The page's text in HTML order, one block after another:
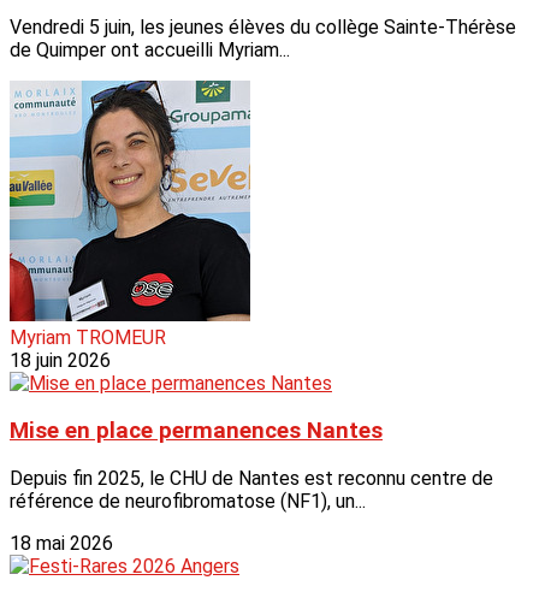
Vendredi 5 juin, les jeunes élèves du collège Sainte-Thérèse
de Quimper ont accueilli Myriam...
Myriam TROMEUR
18 juin 2026
Mise en place permanences Nantes
Depuis fin 2025, le CHU de Nantes est reconnu centre de
référence de neurofibromatose (NF1), un...
18 mai 2026